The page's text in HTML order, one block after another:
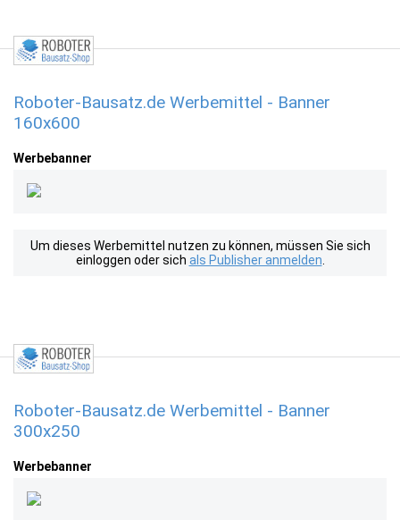
Roboter-Bausatz.de Werbemittel - Banner
160x600
Werbebanner
Um dieses Werbemittel nutzen zu können, müssen Sie sich
einloggen oder sich als Publisher anmelden
Roboter-Bausatz.de Werbemittel - Banner
300x250
Werbebanner